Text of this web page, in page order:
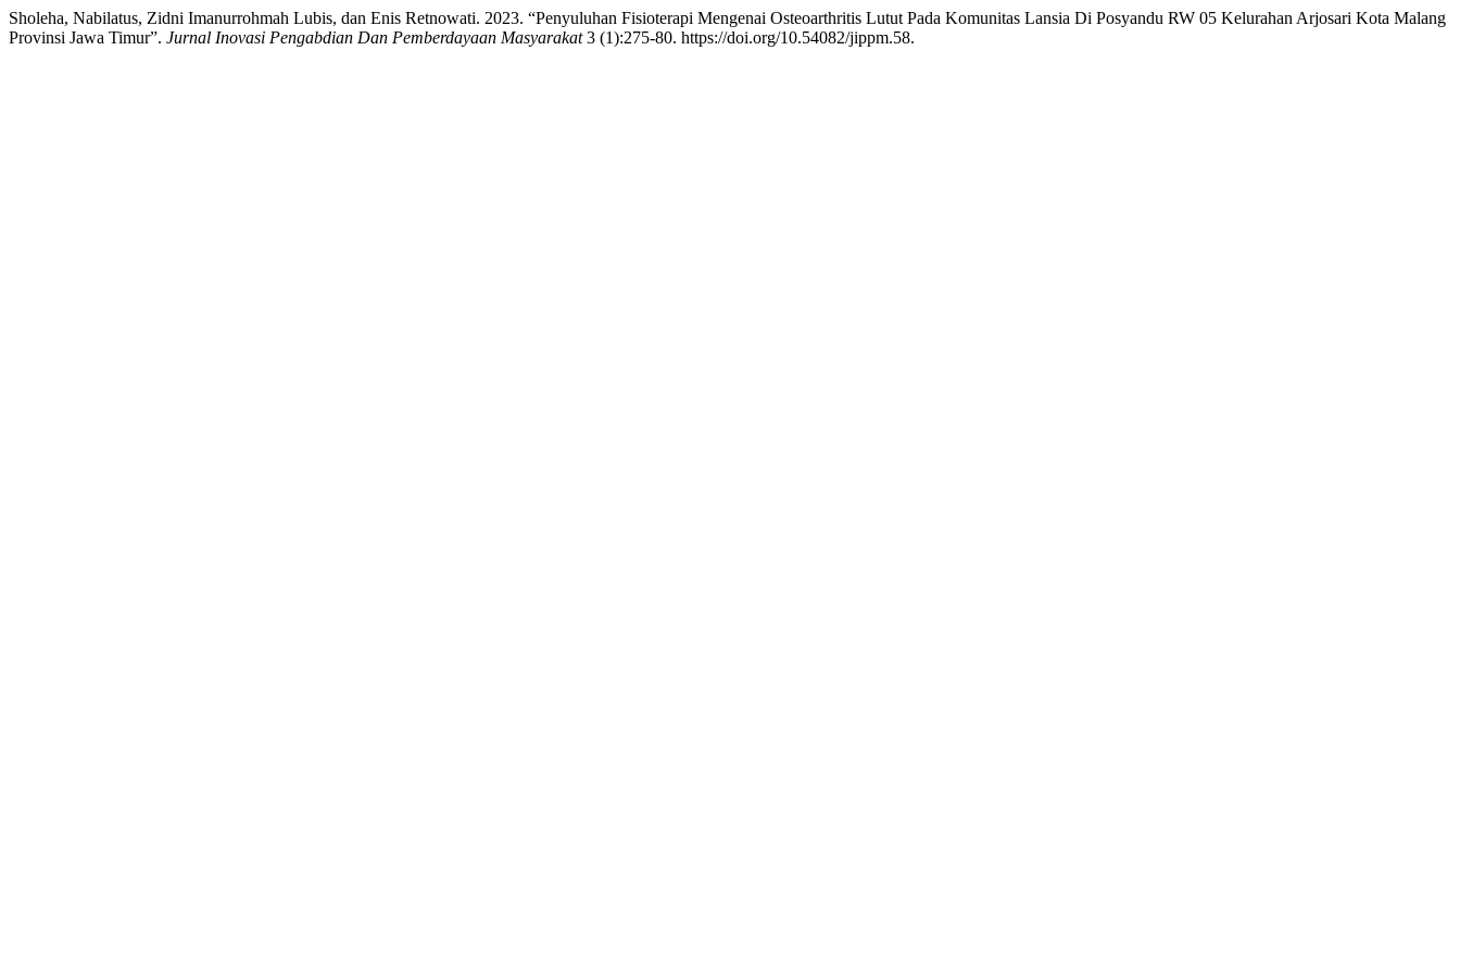
Sholeha, Nabilatus, Zidni Imanurrohmah Lubis, dan Enis Retnowati. 2023. “Penyuluhan Fisioterapi Mengenai Osteoarthritis Lutut Pada Komunitas Lansia Di Posyandu RW 05 Kelurahan Arjosari Kota Malang
Provinsi Jawa Timur”. Jurnal Inovasi Pengabdian Dan Pemberdayaan Masyarakat3 (1):275-80. https://doi.org/10.54082/jippm.58.